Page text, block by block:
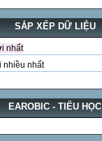
SẮP XẾP DỮ LIỆU
nhất
nhiều nhất
EAROBIC - TIỂU HỌC